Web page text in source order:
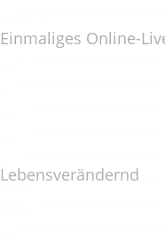
Einmaliges Online-
Lebensverändernd